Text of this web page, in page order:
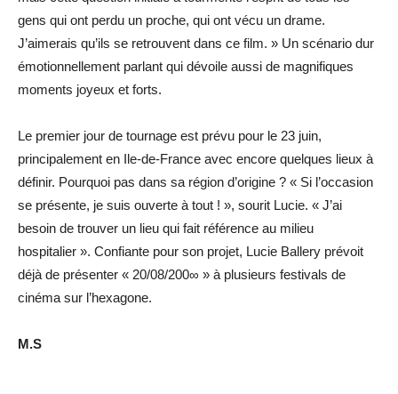
gens qui ont perdu un proche, qui ont vécu un drame.
J’aimerais qu’ils se retrouvent dans ce film. » Un scénario dur
émotionnellement parlant qui dévoile aussi de magnifiques
moments joyeux et forts.
Le premier jour de tournage est prévu pour le 23 juin,
principalement en Ile-de-France avec encore quelques lieux à
définir. Pourquoi pas dans sa région d’origine ? « Si l’occasion
se présente, je suis ouverte à tout ! », sourit Lucie. « J’ai
besoin de trouver un lieu qui fait référence au milieu
hospitalier ». Confiante pour son projet, Lucie Ballery prévoit
déjà de présenter « 20/08/200∞ » à plusieurs festivals de
cinéma sur l’hexagone.
M.S